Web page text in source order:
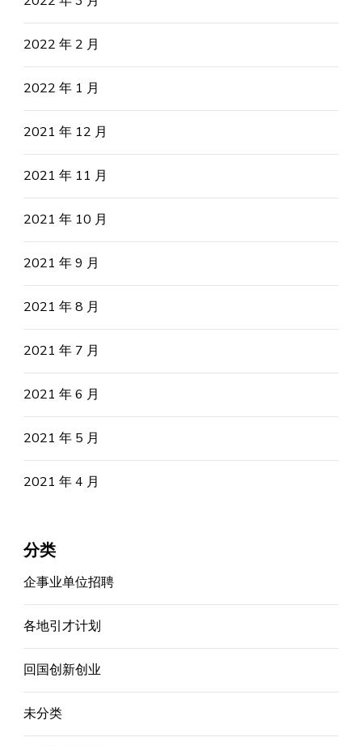
2022 年 2 月
2022 年 1 月
2021 年 12 月
2021 年 11 月
2021 年 10 月
2021 年 9 月
2021 年 8 月
2021 年 7 月
2021 年 6 月
2021 年 5 月
2021 年 4 月
分类
企事业单位招聘
各地引才计划
回国创新创业
未分类